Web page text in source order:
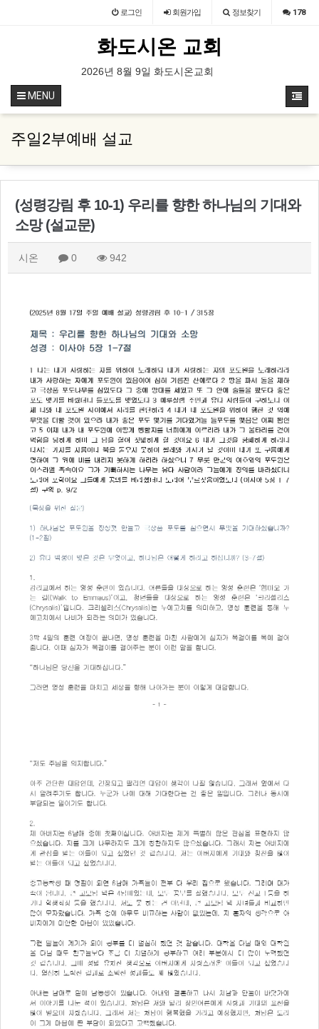
로그인 회원가입 정보찾기 178
화도시온 교회
2026년 8월 9일 화도시온교회 주보
MENU
주일2부예배 설교
(성령강림 후 10-1) 우리를 향한 하나님의 기대와
소망 (설교문)
시온 0 942